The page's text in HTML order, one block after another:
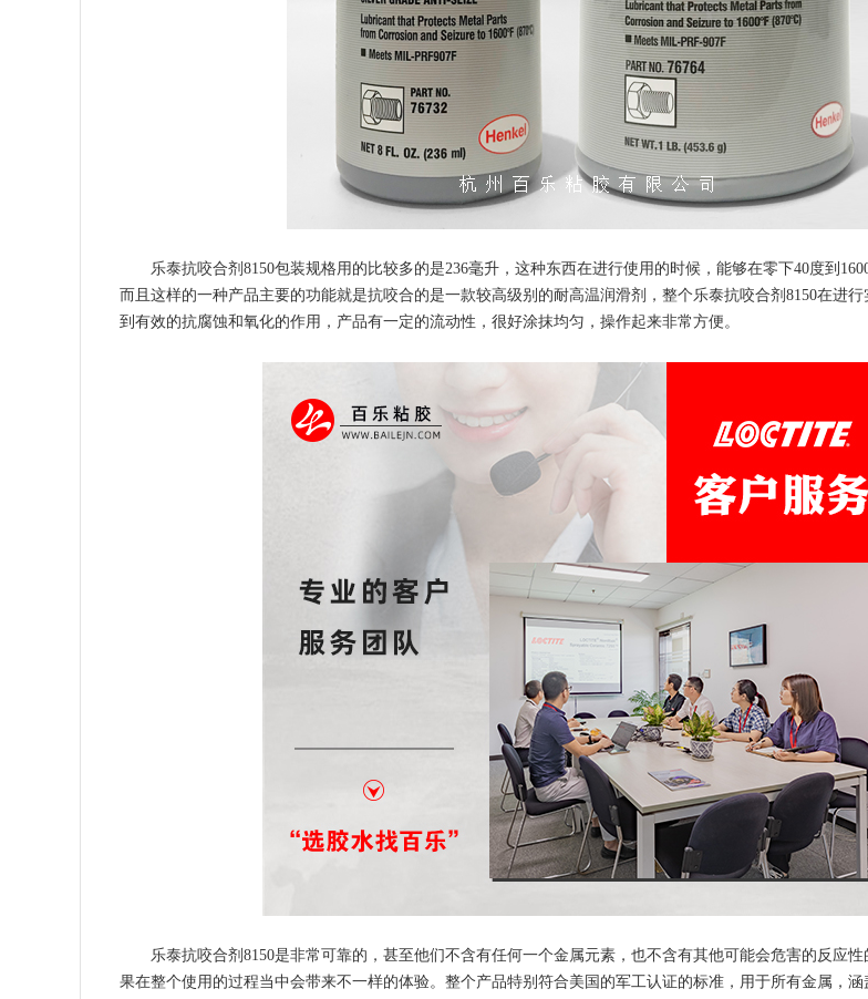
乐泰抗咬合剂8150包装规格用的比较多的是236毫升，这种东西在进行使用的时候，能够在零下40度到
而且这样的一种产品主要的功能就是抗咬合的是一款较高级别的耐高温润滑剂，整个乐泰抗咬合剂8150在进
到有效的抗腐蚀和氧化的作用，产品有一定的流动性，很好涂抹均匀，操作起来非常方便。
乐泰抗咬合剂8150是非常可靠的，甚至他们不含有任何一个金属元素，也不含有其他可能会危害的反应
果在整个使用的过程当中会带来不一样的体验。整个产品特别符合美国的军工认证的标准，用于所有金属，